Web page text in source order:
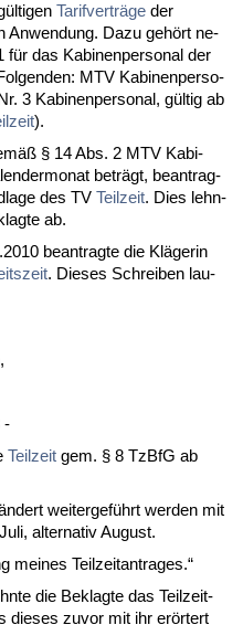
Ta­rif­verträge der
An­wen­dung. Da­zu gehört ne­
für das Ka­bi­nen­per­so­nal der
MTV Ka­bi­nen­per­so­
3 Ka­bi­nen­per­so­nal, gültig ab
).
§ 14 Abs. 2 MTV Ka­bi­
beträgt, be­an­trag­
des TV Teil­zeit. Dies lehn­
ab.
be­an­trag­te die Kläge­rin
. Die­ses Schrei­ben lau­
-
Teil­zeit gem. § 8 Tz­B­fG ab
wei­ter­geführt wer­den mit
al­ter­na­tiv Au­gust.
mei­nes Teil­zeit­an­tra­ges.“
die Be­klag­te das Teil­zeit­
die­ses zu­vor mit ihr erörtert